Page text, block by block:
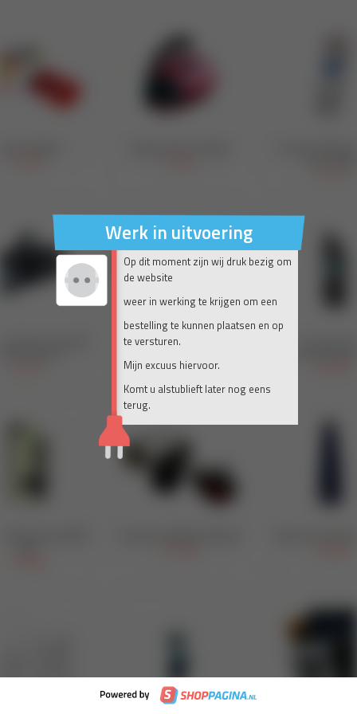
Werk in uitvoering
Op dit moment zijn wij druk bezig om
de website
weer in werking te krijgen om een
bestelling te kunnen plaatsen en op
te versturen.
Mijn excuus hiervoor.
Komt u alstublieft later nog eens
terug.